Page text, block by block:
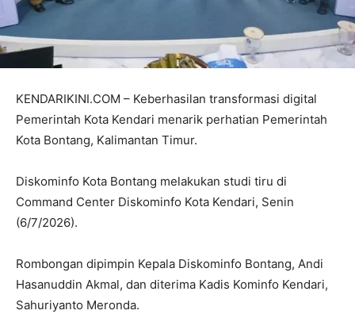
KENDARIKINI.COM – Keberhasilan transformasi digital
Pemerintah Kota Kendari menarik perhatian Pemerintah
Kota Bontang, Kalimantan Timur.
Diskominfo Kota Bontang melakukan studi tiru di
Command Center Diskominfo Kota Kendari, Senin
(6/7/2026).
Rombongan dipimpin Kepala Diskominfo Bontang, Andi
Hasanuddin Akmal, dan diterima Kadis Kominfo Kendari,
Sahuriyanto Meronda.